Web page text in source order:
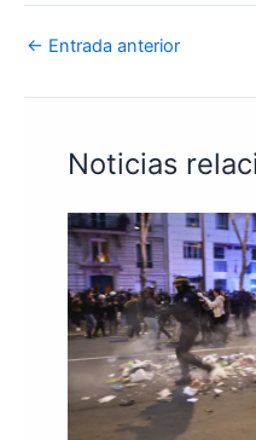
← Entrada anterior
Noticias